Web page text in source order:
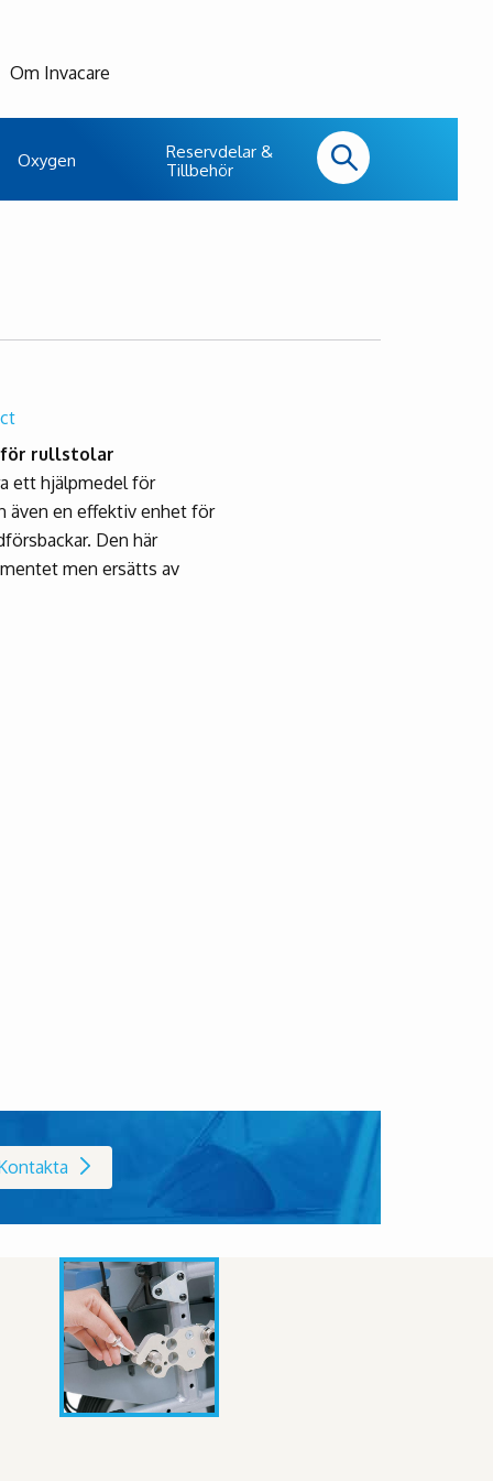
Oxygen
Reservdelar &
Tillbehör
Om Invacare
rullstolar
ett hjälpmedel för
även en effektiv enhet för
Den här
men ersätts av